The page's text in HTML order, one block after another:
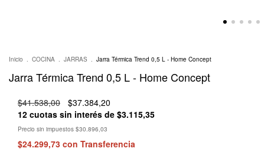
Inicio . COCINA . JARRAS . Jarra Térmica Trend 0,5 L - Home Concept
Jarra Térmica Trend 0,5 L - Home Concept
$41.538,00
$37.384,20
12 cuotas sin interés de $3.115,35
Precio sin impuestos $30.896,03
$24.299,73 con Transferencia